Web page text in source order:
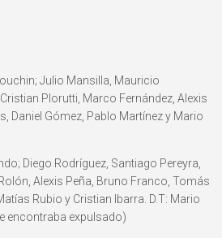
Julio Mansilla, Mauricio
Plorutti, Marco Fernández, Alexis
Daniel Gómez, Pablo Martínez y Mario
Diego Rodríguez, Santiago Pereyra,
Alexis Peña, Bruno Franco, Tomás
Rubio y Cristian Ibarra. D.T: Mario
encontraba expulsado)